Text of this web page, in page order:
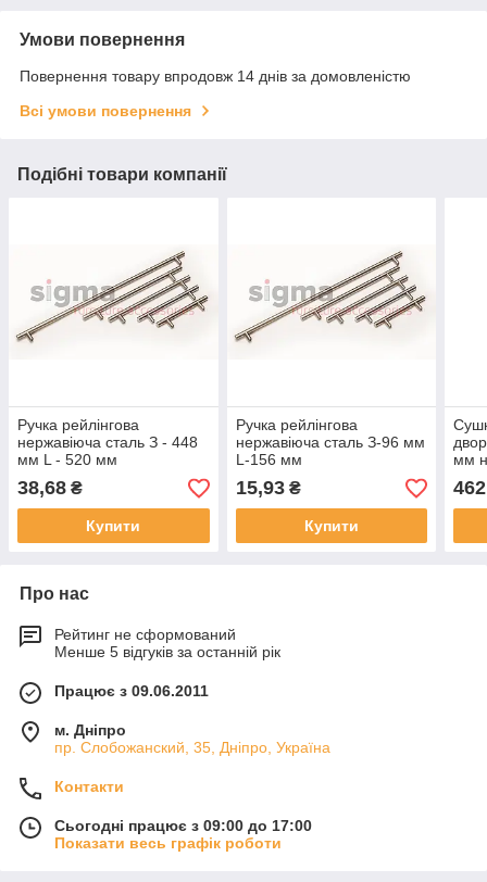
Умови повернення
Повернення товару впродовж 14 днів за домовленістю
Всі умови повернення
Подібні товари компанії
Ручка рейлінгова
нержавіюча сталь З - 448
мм L - 520 мм
38,68 ₴
Купити
Ручка рейлінгова
нержавіюча сталь З-96 мм
L-156 мм
15,93₴
Купити
мм
Про нас
Рейтинг не сформований
Менше 5 відгуків за останній рік
Працює з 09.06.2011
м. Дніпро
пр. Слобожанский, 35, Дніпро, Україна
Контакти
Сьогодні працює з 09:00 до 17:00
Показати весь графік роботи